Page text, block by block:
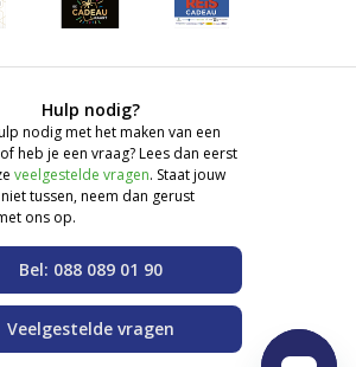
Hulp nodig?
nodig met het maken van een
heb je een vraag? Lees dan eerst
veelgestelde vragen. Staat jouw
tussen, neem dan gerust
ons op.
Bel: 088 089 01 90
Veelgestelde vragen